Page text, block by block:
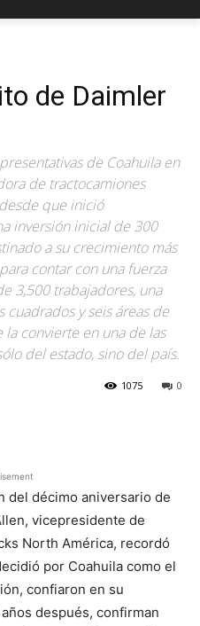
de Daimler
de Coahuila en
de tractocamiones
que inició
inversión inicial de 300
a su crecimiento más
contar con una fuerza
3,500 trabajadores, una
y seis áreas de
convierte en una de las
del estado, sino del país.
0
1075
del décimo aniversario de
vicepresidente de
North América, recordó
por Coahuila como el
confiaron en su
después, confirman